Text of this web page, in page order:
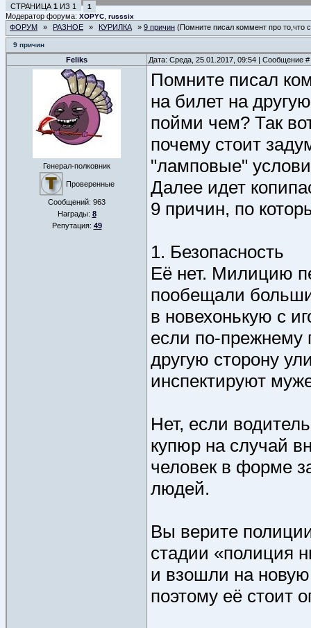
СТРАНИЦА 1 ИЗ 1 1
Модератор форума: XOPYC russsix
ФОРУМ » РАЗНОЕ » КУРИЛКА » 9 причин (Помните писал коммент про
9 причин
Feliks Дата: Среда, 25.01.2017, 09:54 | Сообщение #
Генерал-полковник
Проверенные
Сообщений: 963
Награды: 8
Репутация: 49
Помните писал
на билет на
пойми чем? Так
почему стоит
"ламповые"
Далее идет
9 причин, по
1. Безопасность
Её нет. Милицию
пообещали
в новехонькую с
если по-прежнему
другую сторону
инспектируют
Нет, если
купюр на случай
человек в форме
людей.
Вы верите
стадии «полиция
и взошли на новую
поэтому её стоит